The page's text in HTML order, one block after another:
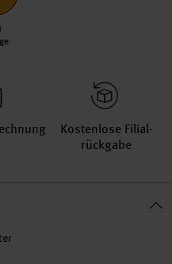
Kosten­lose Filial­
rückgabe